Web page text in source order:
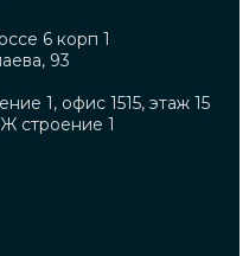
6 корп 1
93
1, офис 1515, этаж 15
строение 1